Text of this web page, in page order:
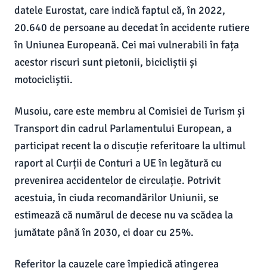
datele Eurostat, care indică faptul că, în 2022,
20.640 de persoane au decedat în accidente rutiere
în Uniunea Europeană. Cei mai vulnerabili în fața
acestor riscuri sunt pietonii, bicicliștii și
motocicliștii.
Musoiu, care este membru al Comisiei de Turism și
Transport din cadrul Parlamentului European, a
participat recent la o discuție referitoare la ultimul
raport al Curții de Conturi a UE în legătură cu
prevenirea accidentelor de circulație. Potrivit
acestuia, în ciuda recomandărilor Uniunii, se
estimează că numărul de decese nu va scădea la
jumătate până în 2030, ci doar cu 25%.
Referitor la cauzele care împiedică atingerea